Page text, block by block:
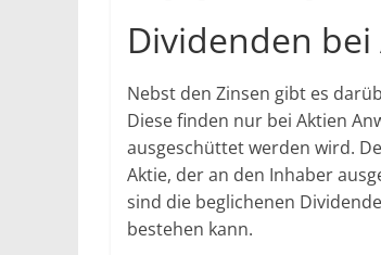
Dividenden bei
Nebst den Zinsen gibt es
Diese finden nur bei Aktien
ausgeschüttet werden wird.
Aktie, der an den Inhaber
sind die beglichenen
bestehen kann.